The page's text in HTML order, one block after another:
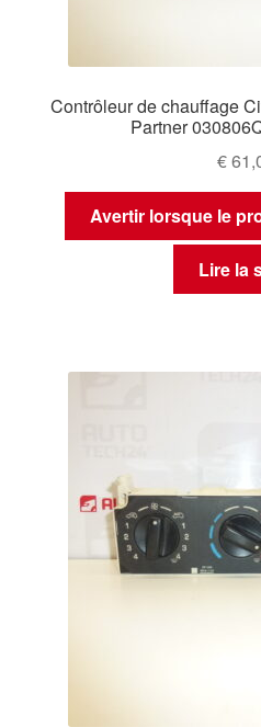
Contrôleur de chauffage
Partner
€
Avertir lorsque le
Lire la